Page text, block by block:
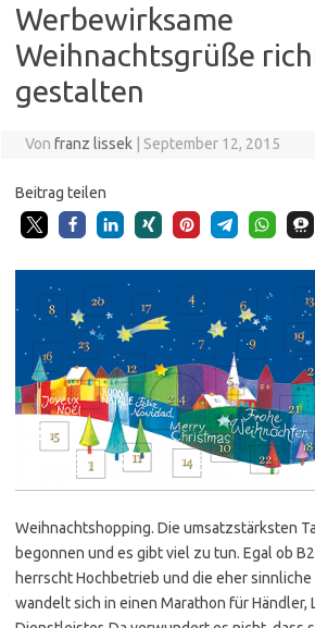
Werbewirksame
Weihnachtsgrüße
gestalten
Von franz lissek September 12, 2015
Beitrag teilen
Weihnachtshopping. Die umsatzstärksten
begonnen und es gibt viel zu tun. Egal ob
herrscht Hochbetrieb und die eher
wandelt sich in einen Marathon für Händler,